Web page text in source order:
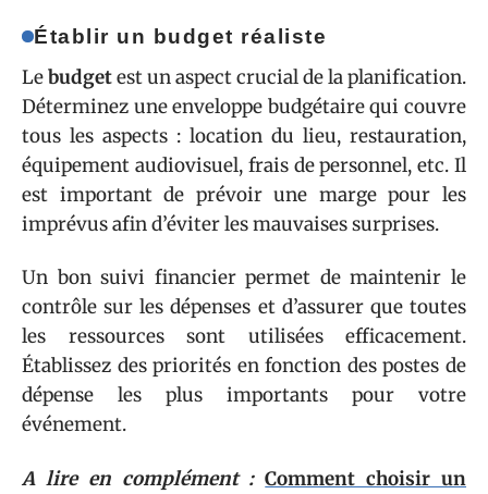
Établir un budget réaliste
Lebudgetest un aspect crucial de la planification.
Déterminez une enveloppe budgétaire qui couvre
tous les aspects : location du lieu, restauration,
équipement audiovisuel, frais de personnel, etc. Il
est important de prévoir une marge pour les
imprévus afin d’éviter les mauvaises surprises.
Un bon suivi financier permet de maintenir le
contrôle sur les dépenses et d’assurer que toutes
les ressources sont utilisées efficacement.
Établissez des priorités en fonction des postes de
dépense les plus importants pour votre
événement.
A lire en complément : Comment choisir un